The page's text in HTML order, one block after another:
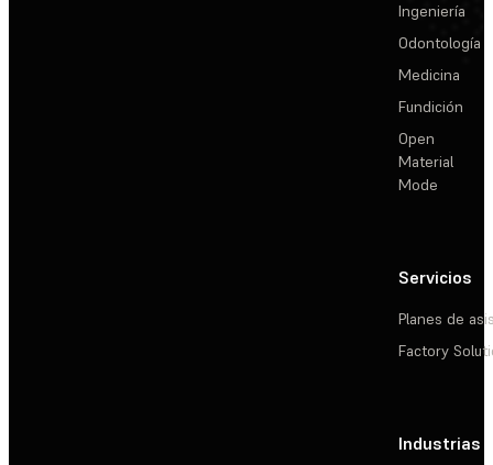
Ingeniería
Odontología
Medicina
Fundición
Open
Material
Mode
Servicios
Planes de
Factory
Industrias